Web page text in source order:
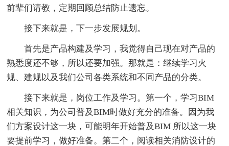
前辈们请教，定期回顾总结防止遗忘。
接下来就是，下一步发展规划。
首先是产品构建及学习，我觉得自己现在对产品的
熟悉度还不够，所以还要加强。那就是：继续学习火
规、建规以及我们公司各类系统和不同产品的分类。
接下来就是，岗位工作及学习。第一个，学习BIM
相关知识，为公司普及BIM时做好充分的准备。因为我
们方案设计这一块，可能明年开始普及BIM 所以这一块
要提前学习，做好准备。第二个，阅读相关消防设计的